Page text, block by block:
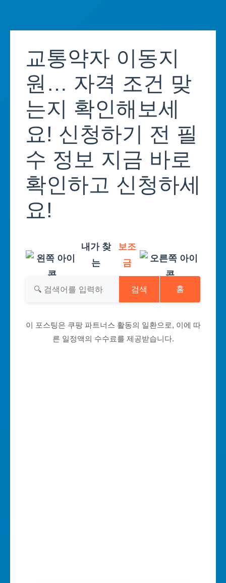
content교통약자 이동지
원… 자격 조건 맞
는지 확인해보세
요! 신청하기 전 필
수 정보 지금 바로
확인하고 신청하세
요!
내가 찾
는
보조
금
검색 홈
이 포스팅은 쿠팡 파트너스 활동의 일환으로, 이에 따
른 일정액의 수수료를 제공받습니다.